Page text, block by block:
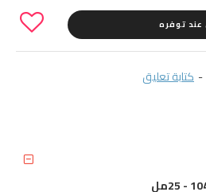
- كتابة تعليق
عند توفره